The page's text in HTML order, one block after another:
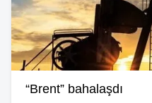
“Brent” bahalaşdı